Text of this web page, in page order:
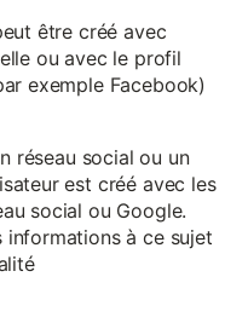
être créé avec
ou avec le profil
exemple Facebook)
réseau social ou un
est créé avec les
social ou Google.
informations à ce sujet